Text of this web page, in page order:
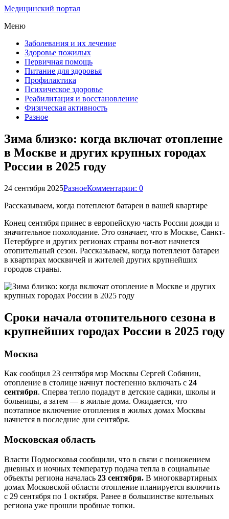
Медицинский портал
Меню
Заболевания и их лечение
Здоровье пожилых
Первичная помощь
Питание для здоровья
Профилактика
Психическое здоровье
Реабилитация и восстановление
Физическая активность
Разное
Зима близко: когда включат отопление
в Москве и других крупных городах
России в 2025 году
24 сентября 2025РазноеКомментарии: 0
Рассказываем, когда потеплеют батареи в вашей квартире
Конец сентября принес в европейскую часть России дожди и
значительное похолодание. Это означает, что в Москве, Санкт-
Петербурге и других регионах страны вот-вот начнется
отопительный сезон. Рассказываем, когда потеплеют батареи
в квартирах москвичей и жителей других крупнейших
городов страны.
Сроки начала отопительного сезона в
крупнейших городах России в 2025 году
Москва
Как сообщил 23 сентября мэр Москвы Сергей Собянин,
отопление в столице начнут постепенно включать с 24
сентября. Сперва тепло подадут в детские садики, школы и
больницы, а затем — в жилые дома. Ожидается, что
поэтапное включение отопления в жилых домах Москвы
начнется в последние дни сентября.
Московская область
Власти Подмосковья сообщили, что в связи с понижением
дневных и ночных температур подача тепла в социальные
объекты региона началась 23 сентября. В многоквартирных
домах Московской области отопление планируется включить
с 29 сентября по 1 октября. Ранее в большинстве котельных
региона уже прошли пробные топки.